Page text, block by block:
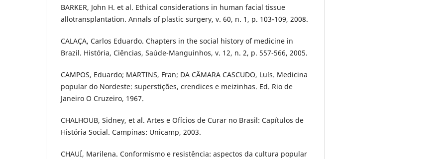
BARKER, John H. et al. Ethical considerations in human facial tissue
allotransplantation. Annals of plastic surgery, v. 60, n. 1, p. 103-109, 2008.
CALAÇA, Carlos Eduardo. Chapters in the social history of medicine in
Brazil. História, Ciências, Saúde-Manguinhos, v. 12, n. 2, p. 557-566, 2005.
CAMPOS, Eduardo; MARTINS, Fran; DA CÂMARA CASCUDO, Luís. Medicina
popular do Nordeste: superstições, crendices e meizinhas. Ed. Rio de
Janeiro O Cruzeiro, 1967.
CHALHOUB, Sidney, et al. Artes e Ofícios de Curar no Brasil: Capítulos de
História Social. Campinas: Unicamp, 2003.
CHAUÍ, Marilena. Conformismo e resistência: aspectos da cultura popular